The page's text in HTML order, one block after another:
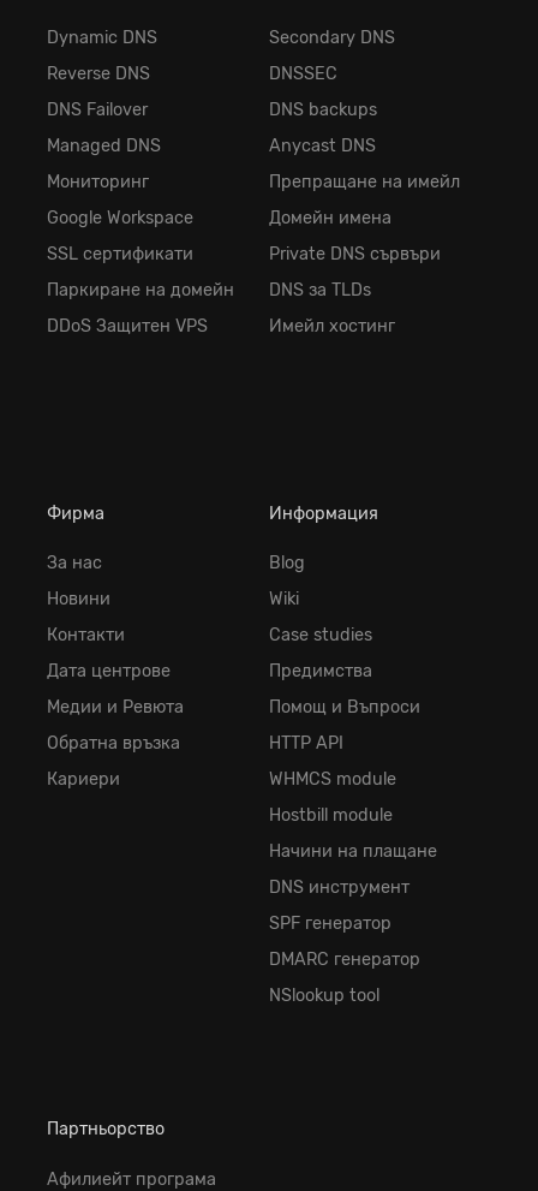
Dynamic DNS
Reverse DNS
DNS Failover
Managed DNS
Мониторинг
Google Workspace
SSL сертификати
Паркиране на домейн
DDoS Защитен VPS
Secondary DNS
DNSSEC
DNS backups
Anycast DNS
Препращане на имейл
Домейн имена
Private DNS сървъри
DNS за TLDs
Имейл хостинг
Фирма
За нас
Новини
Контакти
Дата центрове
Медии и Ревюта
Обратна връзка
Кариери
Информация
Blog
Wiki
Case studies
Предимства
Помощ и Въпроси
HTTP API
WHMCS module
Hostbill module
Начини на плащане
DNS инструмент
SPF генератор
DMARC генератор
NSlookup tool
Партньорство
Афилиейт програма